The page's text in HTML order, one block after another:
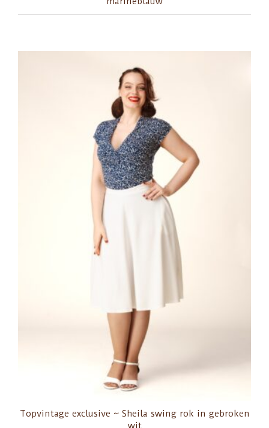
Topvintage exclusive ~ Sheila swing rok in gebroken
wit